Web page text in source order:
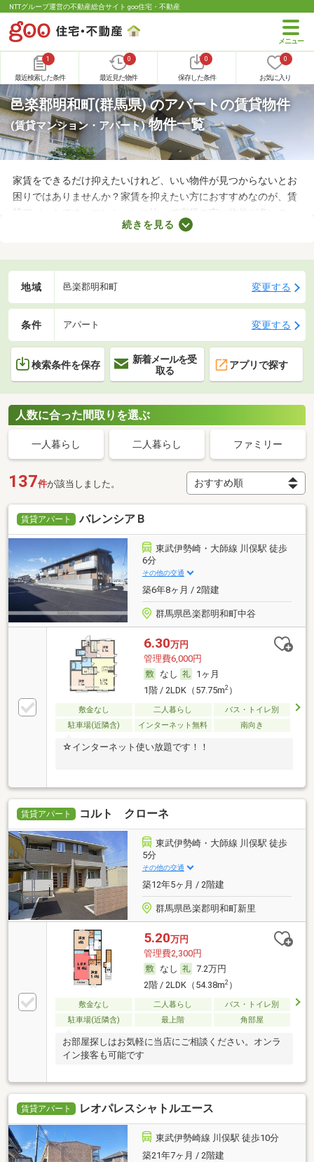
NTTグループ運営の不動産総合サイト goo住宅・不動産
1
最近検索した条件
0
最近見た物件
0
保存した条件
0
お気に入り
邑楽郡明和町(群馬県) のアパートの賃貸物件
(賃貸マンション・アパート)物件一覧
家賃をできるだけ抑えたいけれど、いい物件が見つからないとお
困りではありませんか？家賃を抑えたい方におすすめなのが、賃
貸アパートです。マンションに比べて家賃の安い物件が多いの
で、月々の支出を抑えられますよ。ここでは、おすすめの賃貸ア
件を見比べてみましょう。
続きを見る
地域 邑楽郡明和町 変更する
条件 アパート 変更する
検索条件を保存
新着メールを受
取る
アプリで探す
人数に合った間取りを選ぶ
一人暮らし 二人暮らし ファミリー
137件が該当しました。
賃貸アパート バレンシアＢ
東武伊勢崎・大師線 川俣駅 徒歩
6分
その他の交通
築6年8ヶ月 / 2階建
群馬県邑楽郡明和町中谷
6.30万円
管理費6,000円
なし
1ヶ月
1階 / 2LDK（57.75m2）
敷金なし 二人暮らし
バス・トイレ別
駐車場(近隣含)
インターネット無料 南向き
☆インターネット使い放題です！！
賃貸アパート コルト クローネ
東武伊勢崎・大師線 川俣駅 徒歩
5分
その他の交通
築12年5ヶ月 / 2階建
群馬県邑楽郡明和町新里
5.20万円
管理費2,300円
なし
7.2万円
2階 / 2LDK（54.38m2）
敷金なし 二人暮らし
バス・トイレ別
駐車場(近隣含)
最上階 角部屋
お部屋探しはお気軽に当店にご相談ください。オンラ
イン接客も可能です
賃貸アパート レオパレスシャトルエース
東武伊勢崎線 川俣駅 徒歩10分
築21年7ヶ月 / 2階建